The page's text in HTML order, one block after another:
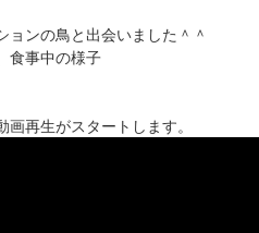
ョンの鳥と出会いました＾＾
食事中の様子
再生がスタートします。